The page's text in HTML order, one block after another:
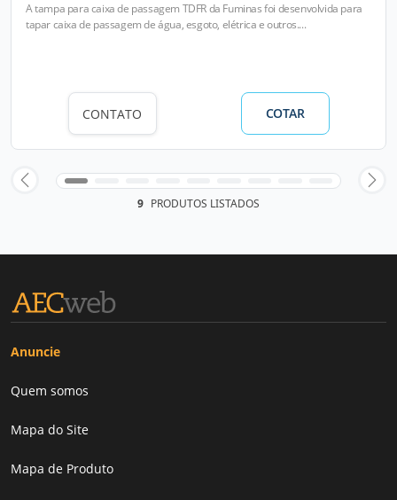
A tampa para caixa de passagem TDFR da Fuminas foi desenvolvida para
tapar caixa de passagem de água, esgoto, elétrica e outros....
CONTATO COTAR
9 PRODUTOS LISTADOS
Anuncie
Quem somos
Mapa do Site
Mapa de Produto